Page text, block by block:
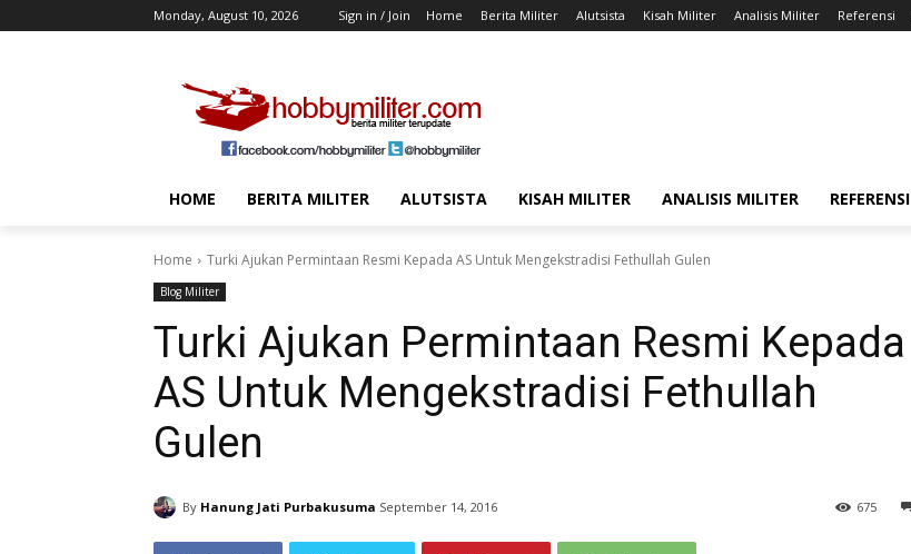
Monday, August 10, 2026 Sign in / Join Home Berita Militer Alutsista Kisah Militer Analisis Militer Referensi
HOME BERITA MILITER ALUTSISTA KISAH MILITER ANALISIS MILITER REFERENSI
Home Turki Ajukan Permintaan Resmi Kepada AS Untuk Mengekstradisi Fethullah Gulen
Blog Militer
Turki Ajukan Permintaan Resmi Kepada
AS Untuk Mengekstradisi Fethullah
Gulen
By Hanung Jati Purbakusuma September 14, 2016 675